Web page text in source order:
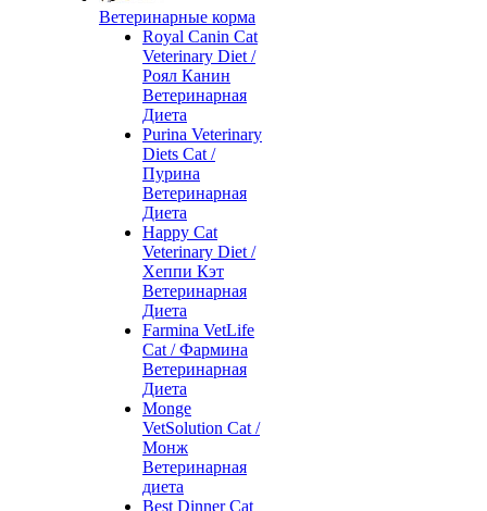
Ветеринарные корма
Royal Canin Cat
Veterinary Diet /
Роял Канин
Ветеринарная
Диета
Purina Veterinary
Diets Cat /
Пурина
Ветеринарная
Диета
Happy Cat
Veterinary Diet /
Хеппи Кэт
Ветеринарная
Диета
Farmina VetLife
Cat / Фармина
Ветеринарная
Диета
Monge
VetSolution Cat /
Монж
Ветеринарная
диета
Best Dinner Cat